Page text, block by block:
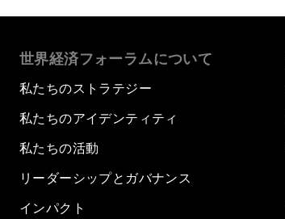
世界経済フォーラムについて
私たちのストラテジー
私たちのアイデンティティ
私たちの活動
リーダーシップとガバナンス
インパクト